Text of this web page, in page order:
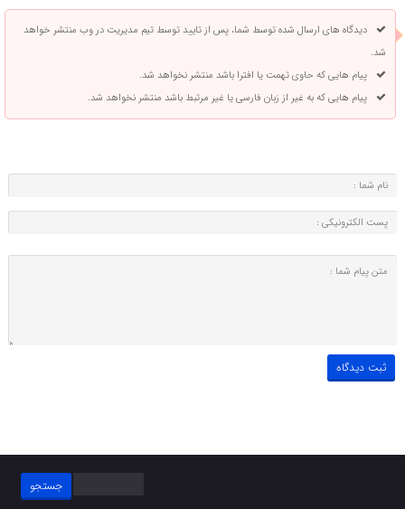
دیدگاه های ارسال شده توسط شما، پس از تایید توسط تیم مدیریت در وب منتشر خواهد
شد.
پیام هایی که حاوی تهمت یا افترا باشد منتشر نخواهد شد.
پیام هایی که به غیر از زبان فارسی یا غیر مرتبط باشد منتشر نخواهد شد.
جستجو
برای: